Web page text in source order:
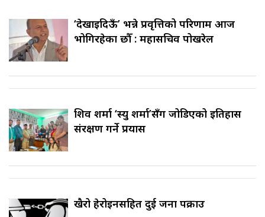
‘देखाइदिऊँ’ भन्ने प्रवृत्तिको परिणाम आज
भोगिरहेका छौँ : महासचिव पोखरेल
शिव शर्मा ‘स्यु शर्मा’सँग जोडिएको इतिहास
संरक्षण गर्ने प्रयास
खैरो हेरोइनसहित दुई जना पक्राउ